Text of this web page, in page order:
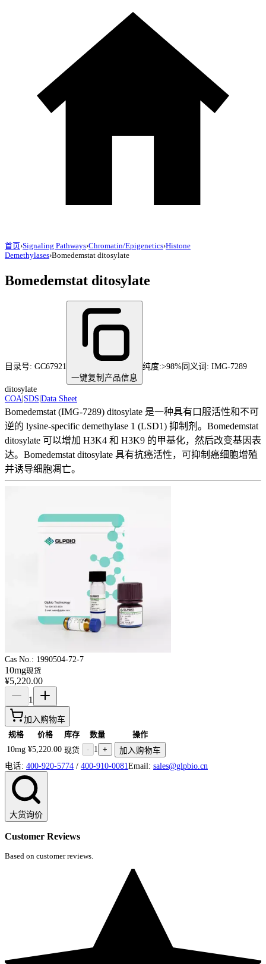
首页›Signaling Pathways›Chromatin/Epigenetics›Histone
Demethylases›Bomedemstat ditosylate
Bomedemstat ditosylate
目录号: GC67921
一键复制产品信息
纯度:>98% 同义词: IMG-7289
ditosylate
COA SDS Data Sheet
Bomedemstat (IMG-7289) ditosylate 是一种具有口服活性和不可
逆的 lysine-specific demethylase 1 (LSD1) 抑制剂。Bomedemstat
ditosylate 可以增加 H3K4 和 H3K9 的甲基化，然后改变基因表
达。Bomedemstat ditosylate 具有抗癌活性，可抑制癌细胞增殖
并诱导细胞凋亡。
Cas No.: 1990504-72-7
10mg现货
¥5,220.00
1
加入购物车
规格 价格 库存 数量
操作
10mg ¥5,220.00 现货 - 1 +
加入购物车
电话: 400-920-5774 / 400-910-0081 Email: sales@glpbio.cn
大货询价
Customer Reviews
Based on customer reviews.